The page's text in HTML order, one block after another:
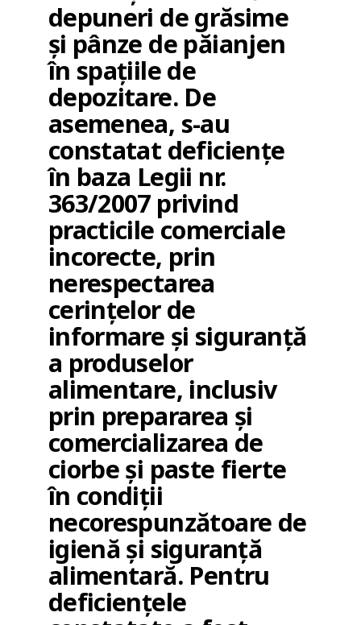
depuneri de grăsime
și pânze de păianjen
în spațiile de
depozitare. De
asemenea, s-au
constatat deficiențe
în baza Legii nr.
363/2007 privind
practicile comerciale
incorecte, prin
nerespectarea
cerințelor de
informare și siguranță
a produselor
alimentare, inclusiv
prin prepararea și
comercializarea de
ciorbe și paste fierte
în condiții
necorespunzătoare de
igienă și siguranță
alimentară. Pentru
deficiențele